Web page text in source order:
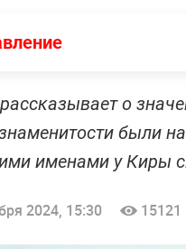
о
были
именами у Киры
2024, 15:30 15121